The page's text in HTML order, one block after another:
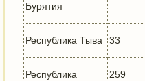
Бурятия
Республика Тыва 33
Республика
259